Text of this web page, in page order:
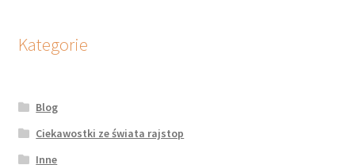
Kategorie
Blog
Ciekawostki ze świata rajstop
Inne